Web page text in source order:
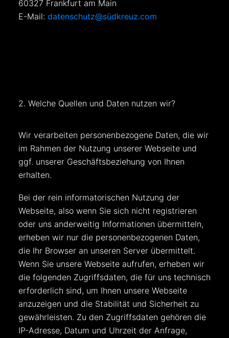
60327 Frankfurt am Main
E-Mail: datenschutz@südkreuz.com
2. Welche Quellen und Daten nutzen wir?
Wir verarbeiten personenbezogene Daten, die wir
im Rahmen der Nutzung unserer Webseite und
ggf. unserer Geschäftsbeziehung von Ihnen
erhalten.
Bei der rein informatorischen Nutzung der
Webseite, also wenn Sie sich nicht registrieren
oder uns anderweitig Informationen übermitteln,
erheben wir nur die personenbezogenen Daten,
die Ihr Browser an unseren Server übermittelt.
Wenn Sie unsere Webseite aufrufen, erheben wir
die folgenden Zugriffsdaten, die für uns technisch
erforderlich sind, um Ihnen unsere Webseite
anzuzeigen und die Stabilität und Sicherheit zu
gewährleisten. Zu den Zugriffsdaten gehören die
IP-Adresse, Datum und Uhrzeit der Anfrage,